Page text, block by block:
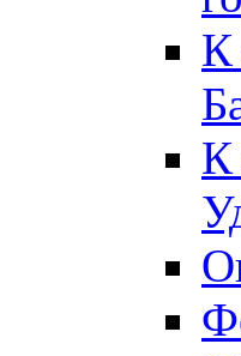
К
К